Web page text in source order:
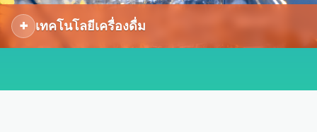
+ เทคโนโลยีเครื่องดื่ม